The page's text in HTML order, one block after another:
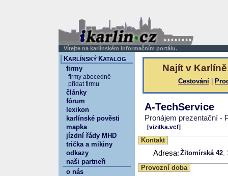
Vítejte na karlínském informačním portálu.
Najít v
Cestování
A-TechService
Pronájem prezentační -
[vizitka.vcf]
Kontakt
Adresa: Žitomírská 42,
Provozní doba
KARLÍNSKÝ KATALOG
firmy
firmy abecedně
přidat firmu
články
fórum
lexikon
karlínské pověsti
mapka
jízdní řády MHD
trička a mikiny
odkazy
naši partneři
o nás